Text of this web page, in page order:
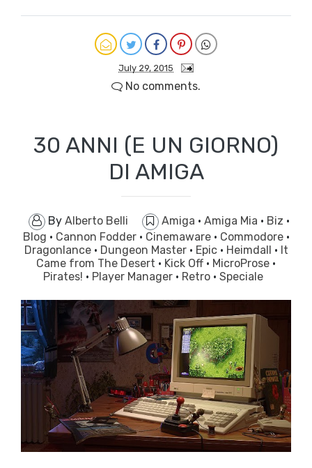
July 29, 2015
No comments.
30 ANNI (E UN GIORNO)
DI AMIGA
By Alberto Belli Amiga · Amiga Mia · Biz ·
Blog · Cannon Fodder · Cinemaware · Commodore ·
Dragonlance · Dungeon Master · Epic · Heimdall · It
Came from The Desert · Kick Off · MicroProse ·
Pirates! · Player Manager · Retro · Speciale